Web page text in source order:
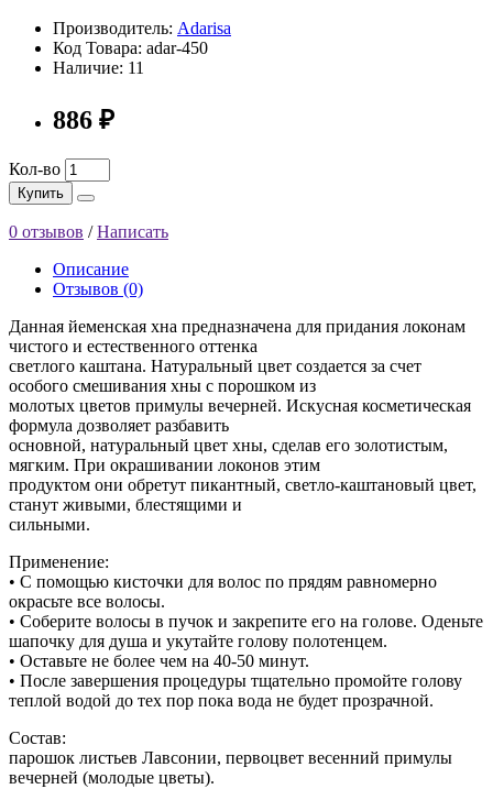
Производитель: Adarisa
Код Товара: adar-450
Наличие: 11
886 ₽
Кол-во
Купить
0 отзывов /Написать
Описание
Отзывов (0)
Данная йеменская хна предназначена для придания локонам
чистого и естественного оттенка
светлого каштана. Натуральный цвет создается за счет
особого смешивания хны с порошком из
молотых цветов примулы вечерней. Искусная косметическая
формула дозволяет разбавить
основной, натуральный цвет хны, сделав его золотистым,
мягким. При окрашивании локонов этим
продуктом они обретут пикантный, светло-каштановый цвет,
станут живыми, блестящими и
сильными.
Применение:
• С помощью кисточки для волос по прядям равномерно
окрасьте все волосы.
• Соберите волосы в пучок и закрепите его на голове. Оденьте
шапочку для душа и укутайте голову полотенцем.
• Оставьте не более чем на 40-50 минут.
• После завершения процедуры тщательно промойте голову
теплой водой до тех пор пока вода не будет прозрачной.
Состав:
парошок листьев Лавсонии, первоцвет весенний примулы
вечерней (молодые цветы).